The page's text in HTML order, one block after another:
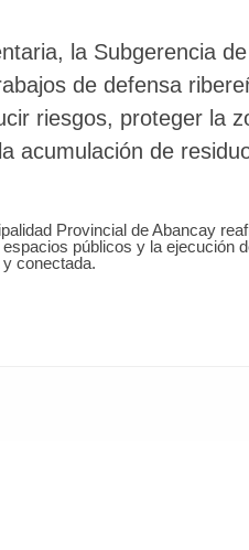
la Subgerencia
de defensa
riesgos, proteger la
acumulación de
Provincial de Abancay
públicos y la ejecución
conectada.